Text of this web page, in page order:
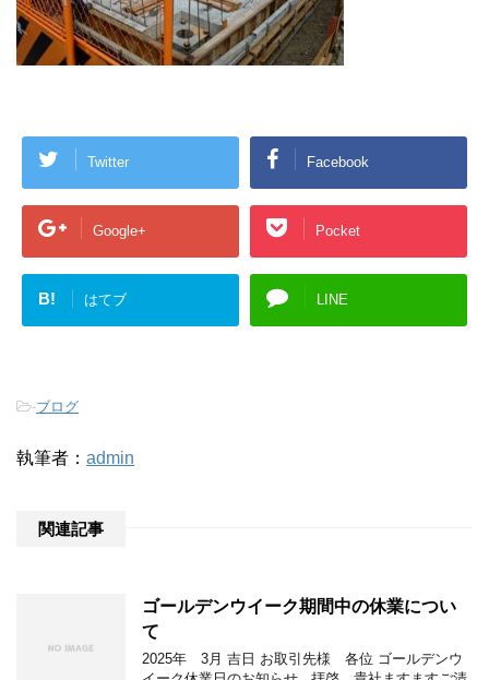
Twitter Facebook
Google+ Pocket
B! はてブ LINE
-ブログ
執筆者： admin
関連記事
ゴールデンウイーク期間中の休業につい
て
2025年 3月 吉日 お取引先様 各位 ゴールデンウ